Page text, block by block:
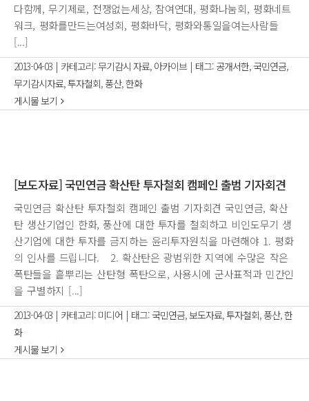
다함께, 무기제로, 전쟁없는세상, 참여연대, 평화나눔회, 평화네트
워크, 평화를만드는여성회, 평화바닥, 평화와통일을여는사람들
[...]
2013-04-03 | 카테고리:무기감시 자료, 아카이브 | 태그: 공개서한,국민연금,
무기감시자료,투자철회,풍산,한화
게시물 보기
[보도자료] 국민연금 확산탄 투자철회 캠페인 출범 기자회견
국민연금 확산탄 투자철회 캠페인 출범 기자회견 국민연금, 확산
탄 생산기업인 한화, 풍산에 대한 투자를 철회하고 비인도무기 생
산기업에 대한 투자를 금지하는 윤리투자원칙을 마련해야 1. 평화
의 인사를 드립니다. 2. 확산탄은 광범위한 지역에 수많은 작은
폭탄들을 흩뿌리는 산탄형 폭탄으로, 사용시에 군사표적과 민간인
을 구별하지 [...]
2013-04-03 | 카테고리: 미디어 | 태그:국민연금,보도자료,투자철회,풍산,한
화
게시물 보기